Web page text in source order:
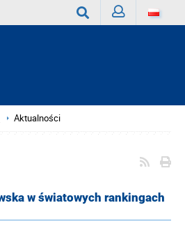
Aktualności
w światowych rankingach